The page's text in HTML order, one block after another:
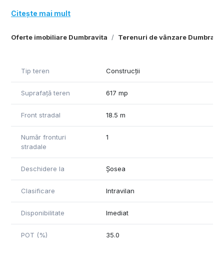
Oferte imobiliare Dumbravita Terenuri de vânzare
Citește mai mult
Tip teren Construcții
Suprafață teren 617 mp
Front stradal 18.5 m
Număr fronturi
stradale
1
Deschidere la Șosea
Clasificare Intravilan
Disponibilitate Imediat
POT (%) 35.0